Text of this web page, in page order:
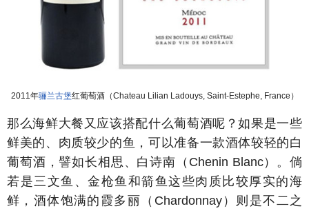
2011年骊兰古堡红葡萄酒（Chateau Lilian Ladouys, Saint-Estephe, France）
那么海鲜大餐又应该搭配什么葡萄酒呢？如果是一些
鲜美的、肉质较少的鱼，可以准备一款酒体较轻的白
葡萄酒，譬如长相思、白诗南（Chenin Blanc）。倘
若是三文鱼、金枪鱼和箭鱼这些肉质比较厚实的海
鲜，酒体饱满的霞多丽（Chardonnay）则是不二之